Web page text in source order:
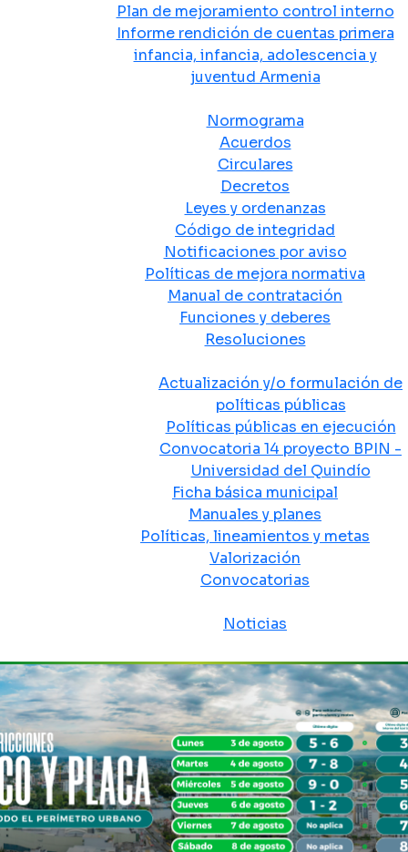
Plan de mejoramiento control interno
Informe rendición de cuentas primera
infancia, infancia, adolescencia y
juventud Armenia
Normograma
Acuerdos
Circulares
Decretos
Leyes y ordenanzas
Código de integridad
Notificaciones por aviso
Políticas de mejora normativa
Manual de contratación
Funciones y deberes
Resoluciones
Actualización y/o formulación de
políticas públicas
Políticas públicas en ejecución
Convocatoria 14 proyecto BPIN -
Universidad del Quindío
Ficha básica municipal
Manuales y planes
Políticas, lineamientos y metas
Valorización
Convocatorias
Noticias